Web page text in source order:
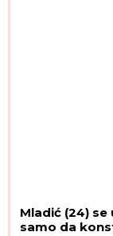
Mladić (24)
samo da